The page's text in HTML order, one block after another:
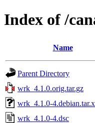
Index of /
Name
Parent Directory
wrk_4.1.0.orig.tar.gz
wrk_4.1.0-
wrk_4.1.0-4.dsc